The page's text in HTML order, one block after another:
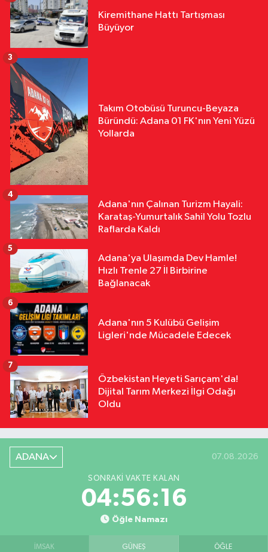
Kiremithane Hattı Tartışması
Büyüyor
Takım Otobüsü Turuncu-Beyaza
Büründü: Adana 01 FK'nın Yeni Yüzü
Yollarda
3
Adana'nın Çalınan Turizm Hayali:
Karataş-Yumurtalık Sahil Yolu Tozlu
Raflarda Kaldı
4
Adana'ya Ulaşımda Dev Hamle!
Hızlı Trenle 27 İl Birbirine
Bağlanacak
5
Adana'nın 5 Kulübü Gelişim
Ligleri'nde Mücadele Edecek
6
Özbekistan Heyeti Sarıçam'da!
Dijital Tarım Merkezi İlgi Odağı
Oldu
7
ADANA 07.08.2026
SONRAKI VAKTE KALAN
04:56:15
Öğle Namazı
İMSAK GÜNEŞ ÖĞLE